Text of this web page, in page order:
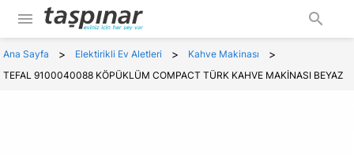
menu search
Ana Sayfa > Elektirikli Ev Aletleri > Kahve Makinası >
TEFAL 9100040088 KÖPÜKLÜM COMPACT TÜRK KAHVE MAKİNASI BEYAZ